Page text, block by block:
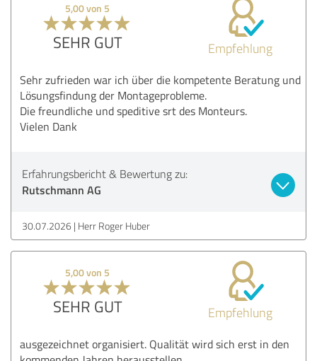
5,00 von 5
SEHR GUT Empfehlung
Sehr zufrieden war ich über die kompetente Beratung und
Lösungsfindung der Montageprobleme.
Die freundliche und speditive srt des Monteurs.
Vielen Dank
Erfahrungsbericht & Bewertung zu:
Rutschmann AG
30.07.2026 Herr Roger Huber
5,00 von 5
SEHR GUT Empfehlung
ausgezeichnet organisiert. Qualität wird sich erst in den